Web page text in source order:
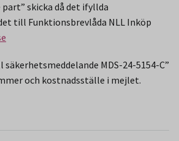
skicka då det ifyllda
till Funktionsbrevlåda NLL Inköp
MDS-24-5154-C”
och kostnadsställe i mejlet.